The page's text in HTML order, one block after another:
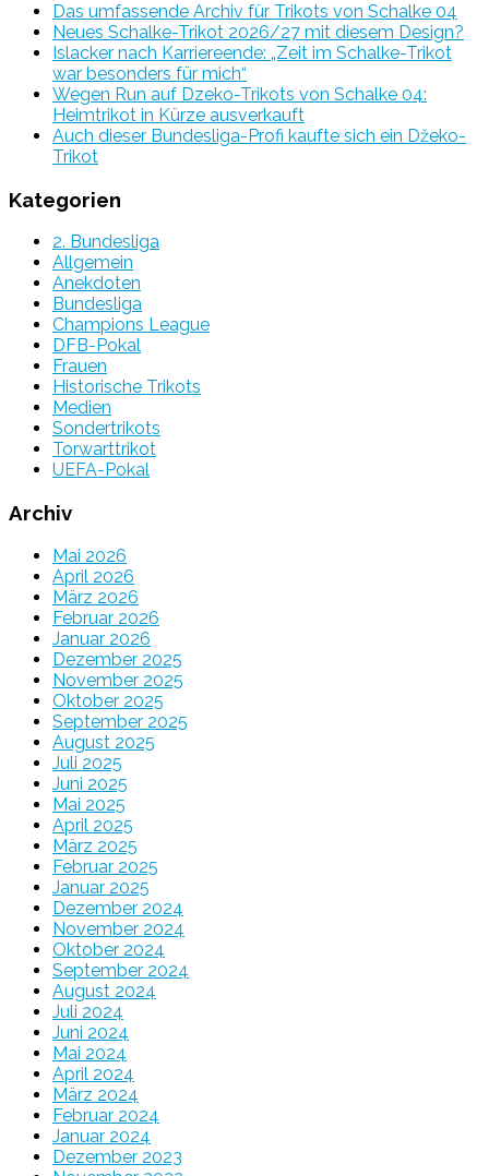
Das umfassende Archiv für Trikots von Schalke 04
Neues Schalke-Trikot 2026/27 mit diesem Design?
Islacker nach Karriereende: „Zeit im Schalke-Trikot
war besonders für mich“
Wegen Run auf Dzeko-Trikots von Schalke 04:
Heimtrikot in Kürze ausverkauft
Auch dieser Bundesliga-Profi kaufte sich ein Džeko-
Trikot
Kategorien
2. Bundesliga
Allgemein
Anekdoten
Bundesliga
Champions League
DFB-Pokal
Frauen
Historische Trikots
Medien
Sondertrikots
Torwarttrikot
UEFA-Pokal
Archiv
Mai 2026
April 2026
März 2026
Februar 2026
Januar 2026
Dezember 2025
November 2025
Oktober 2025
September 2025
August 2025
Juli 2025
Juni 2025
Mai 2025
April 2025
März 2025
Februar 2025
Januar 2025
Dezember 2024
November 2024
Oktober 2024
September 2024
August 2024
Juli 2024
Juni 2024
Mai 2024
April 2024
März 2024
Februar 2024
Januar 2024
Dezember 2023